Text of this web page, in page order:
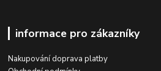
informace pro zákazníky
Nakupování doprava platby